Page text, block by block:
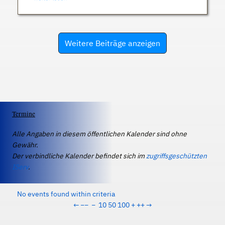
Weitere Beiträge anzeigen
Termine
Alle Angaben in diesem öffentlichen Kalender sind ohne
Gewähr.
Der verbindliche Kalender befindet sich imzugriffsgeschützten
IServ.
No events found within criteria
← −− − 10 50 100 + ++→